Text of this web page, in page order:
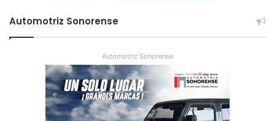
Automotriz Sonorense
Automotriz Sonorense